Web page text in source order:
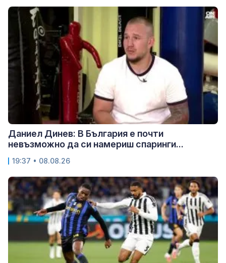
Даниел Динев: В България е почти
невъзможно да си намериш спаринги...
19:37 • 08.08.26